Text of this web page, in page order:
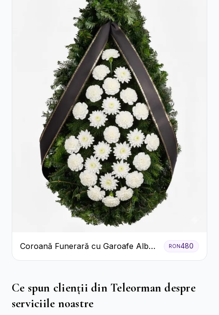
Coroană Funerară cu Garoafe Albe
și Crizanteme
RON480
Ce spun clienții din Teleorman despre
serviciile noastre